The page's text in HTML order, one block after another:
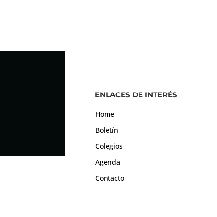
ENLACES DE INTERÉS
Home
Boletín
Colegios
Agenda
Contacto